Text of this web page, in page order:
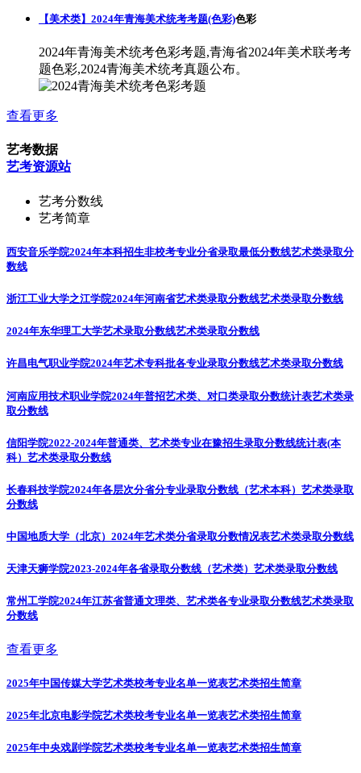
【美术类】2024年青海美术统考考题(色彩)色彩
2024年青海美术统考色彩考题,青海省2024年美术联考考
题色彩,2024青海美术统考真题公布。
查看更多
艺考数据
艺考资源站
艺考分数线
艺考简章
西安音乐学院2024年本科招生非校考专业分省录取最低分数线艺术类录取分
数线
浙江工业大学之江学院2024年河南省艺术类录取分数线艺术类录取分数线
2024年东华理工大学艺术录取分数线艺术类录取分数线
许昌电气职业学院2024年艺术专科批各专业录取分数线艺术类录取分数线
河南应用技术职业学院2024年普招艺术类、对口类录取分数统计表艺术类录
取分数线
信阳学院2022-2024年普通类、艺术类专业在豫招生录取分数线统计表(本
科） 艺术类录取分数线
长春科技学院2024年各层次分省分专业录取分数线（艺术本科） 艺术类录取
分数线
中国地质大学（北京）2024年艺术类分省录取分数情况表艺术类录取分数线
天津天狮学院2023-2024年各省录取分数线（艺术类） 艺术类录取分数线
常州工学院2024年江苏省普通文理类、艺术类各专业录取分数线艺术类录取
分数线
查看更多
2025年中国传媒大学艺术类校考专业名单一览表艺术类招生简章
2025年北京电影学院艺术类校考专业名单一览表艺术类招生简章
2025年中央戏剧学院艺术类校考专业名单一览表艺术类招生简章